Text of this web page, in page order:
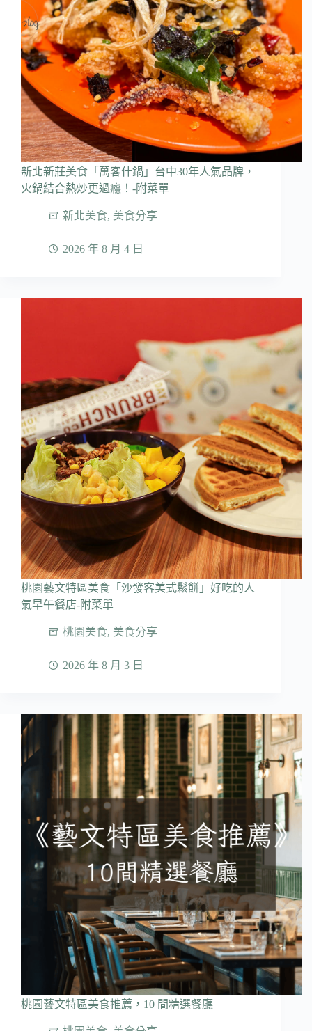
新北新莊美食「萬客什鍋」台中30年人氣品牌，
火鍋結合熱炒更過癮！-附菜單
新北美食, 美食分享
2026 年 8 月 4 日
桃園藝文特區美食「沙發客美式鬆餅」好吃的人
氣早午餐店-附菜單
桃園美食, 美食分享
2026 年 8 月 3 日
桃園藝文特區美食推薦，10 間精選餐廳